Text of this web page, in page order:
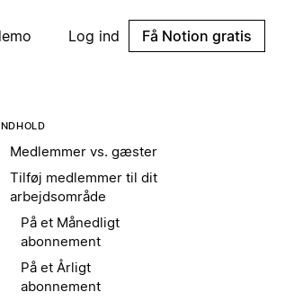
Log ind Få Notion gratis
Medlemmer vs. gæster
Tilføj medlemmer til dit
arbejdsområde
På et Månedligt
abonnement
På et Årligt
abonnement